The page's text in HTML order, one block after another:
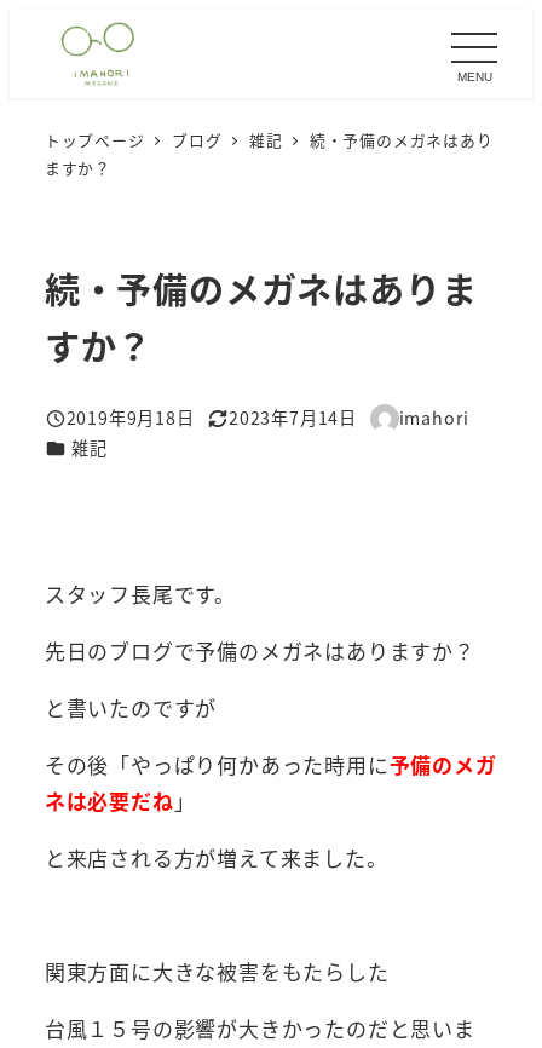
MENU
トップページ ブログ 雑記
続・予備のメガネはあり
ますか？
続・予備のメガネはありま
すか？
投稿日
2019年9月18日
更新日
2023年7月14日
著
imahori
カテゴリー
雑記
スタッフ長尾です。
先日のブログで予備のメガネはありますか？
と書いたのですが
その後「やっぱり何かあった時用に予備のメガ
ネは必要だね 」
と来店される方が増えて来ました。
関東方面に大きな被害をもたらした
台風１５号の影響が大きかったのだと思いま